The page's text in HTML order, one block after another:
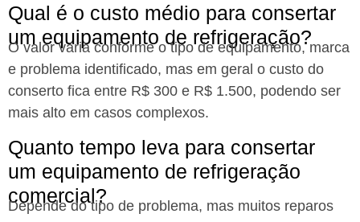
Qual é o custo médio para consertar
um equipamento de refrigeração?
O valor varia conforme o tipo de equipamento, marca
e problema identificado, mas em geral o custo do
conserto fica entre R$ 300 e R$ 1.500, podendo ser
mais alto em casos complexos.
Quanto tempo leva para consertar
um equipamento de refrigeração
comercial?
Depende do tipo de problema, mas muitos reparos